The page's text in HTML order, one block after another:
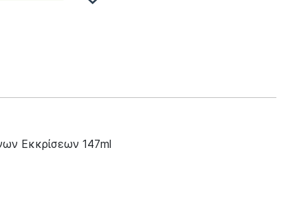
Εκκρίσεων 147ml